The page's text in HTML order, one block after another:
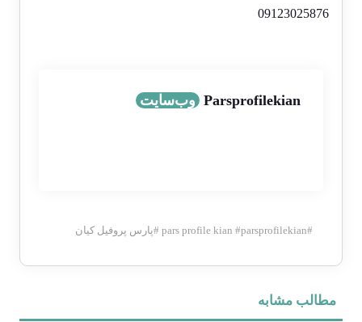
09123025876
Parsprofilekian وب‌سایت
#
pars profile kian #parsprofilekian
#پارس پروفیل کیان
مطالب مشابه